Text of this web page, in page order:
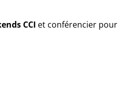
CCI et conférencier pour